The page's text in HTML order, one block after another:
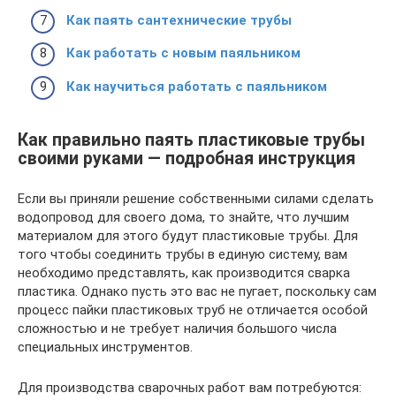
Как паять сантехнические трубы
Как работать с новым паяльником
Как научиться работать с паяльником
Как правильно паять пластиковые трубы
своими руками — подробная инструкция
Если вы приняли решение собственными силами сделать
водопровод для своего дома, то знайте, что лучшим
материалом для этого будут пластиковые трубы. Для
того чтобы соединить трубы в единую систему, вам
необходимо представлять, как производится сварка
пластика. Однако пусть это вас не пугает, поскольку сам
процесс пайки пластиковых труб не отличается особой
сложностью и не требует наличия большого числа
специальных инструментов.
Для производства сварочных работ вам потребуются: